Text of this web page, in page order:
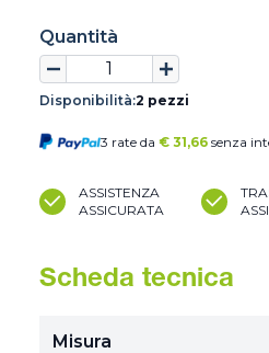
Quantità
Disponibilità:2 pezzi
3 rate da € 31,66 senza
ASSISTENZA
ASSICURATA
Scheda tecnica
Misura